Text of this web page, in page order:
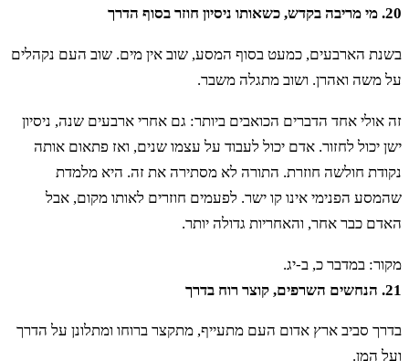
20. מי מריבה בקדש, כשאותו ניסיון חוזר בסוף הדרך
בשנת הארבעים, כמעט בסוף המסע, שוב אין מים. שוב העם נקהלים
על משה ואהרן. ושוב מתגלה משבר.
זה אולי אחד הדברים הכואבים ביותר: גם אחרי ארבעים שנה, ניסיון
ישן יכול לחזור. אדם יכול לעבוד על עצמו שנים, ואז פתאום אותה
נקודת חולשה חוזרת. התורה לא מסתירה את זה. היא מלמדת
שהמסע הפנימי אינו קו ישר. לפעמים חוזרים לאותו מקום, אבל
האדם כבר אחר, והאחריות גדולה יותר.
מקור: במדבר כ, ב-יג.
21. הנחשים השרפים, קוצר רוח בדרך
בדרך סביב ארץ אדום העם מתעייף, מתקצר ברוחו ומתלונן על הדרך
ועל המן.